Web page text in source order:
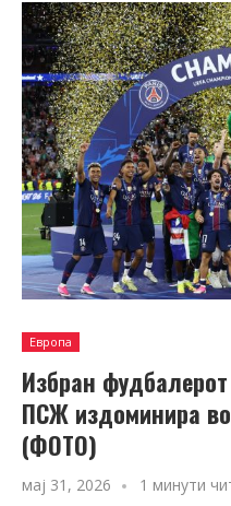
Европа
Избран
ПСЖ издоминира
(ФОТО)
мај 31, 2026 1 минути